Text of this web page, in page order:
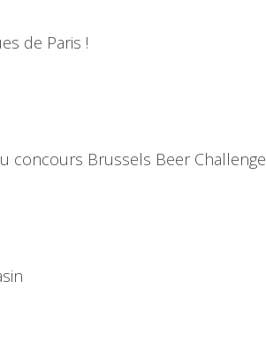
de Paris !
concours Brussels Beer Challenge